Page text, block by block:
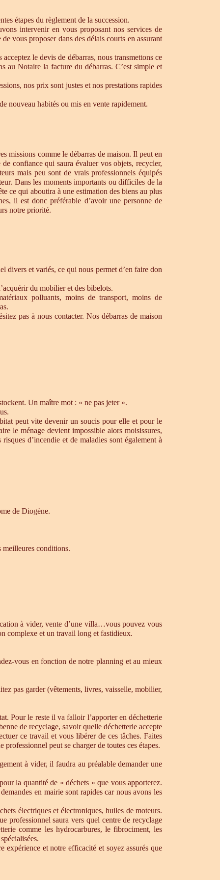
étapes du règlement de la succession.
intervenir en vous proposant nos services de
vous proposer dans des délais courts en assurant
le devis de débarras, nous transmettons ce
au Notaire la facture du débarras. C’est simple et
nos prix sont justes et nos prestations rapides
nouveau habités ou mis en vente rapidement.
missions comme le débarras de maison. Il peut en
confiance qui saura évaluer vos objets, recycler,
mais peu sont de vrais professionnels équipés
Dans les moments importants ou difficiles de la
ce qui aboutira à une estimation des biens au plus
il est donc préférable d’avoir une personne de
notre priorité.
divers et variés, ce qui nous permet d’en faire don
du mobilier et des bibelots.
polluants, moins de transport, moins de
pas à nous contacter. Nos débarras de maison
Un maître mot : « ne pas jeter ».
peut vite devenir un soucis pour elle et pour le
le ménage devient impossible alors moisissures,
d’incendie et de maladies sont également à
de Diogène.
meilleures conditions.
à vider, vente d’une villa…vous pouvez vous
complexe et un travail long et fastidieux.
vous en fonction de notre planning et au mieux
pas garder (vêtements, livres, vaisselle, mobilier,
Pour le reste il va falloir l’apporter en déchetterie
de recyclage, savoir quelle déchetterie accepte
ce travail et vous libérer de ces tâches. Faites
peut se charger de toutes ces étapes.
à vider, il faudra au préalable demander une
la quantité de « déchets » que vous apporterez.
en mairie sont rapides car nous avons les
électriques et électroniques, huiles de moteurs.
professionnel saura vers quel centre de recyclage
comme les hydrocarbures, le fibrociment, les
expérience et notre efficacité et soyez assurés que